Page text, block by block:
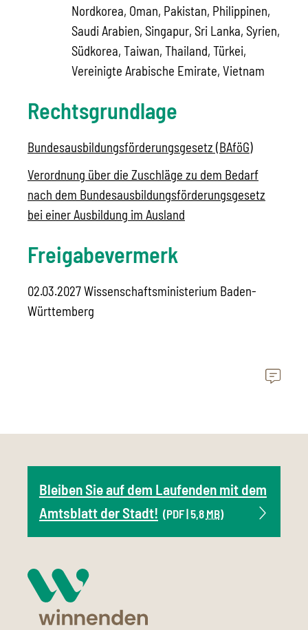
Nordkorea, Oman, Pakistan, Philippinen,
Saudi Arabien, Singapur, Sri Lanka, Syrien,
Südkorea, Taiwan, Thailand, Türkei,
Vereinigte Arabische Emirate, Vietnam
Rechtsgrundlage
Bundesausbildungsförderungsgesetz (BAföG)
Verordnung über die Zuschläge zu dem Bedarf
nach dem Bundesausbildungsförderungsgesetz
bei einer Ausbildung im Ausland
Freigabevermerk
02.03.2027 Wissenschaftsministerium Baden-
Württemberg
Bleiben Sie auf dem Laufenden mit dem
Amtsblatt der Stadt! (PDF | 5,8 MB)